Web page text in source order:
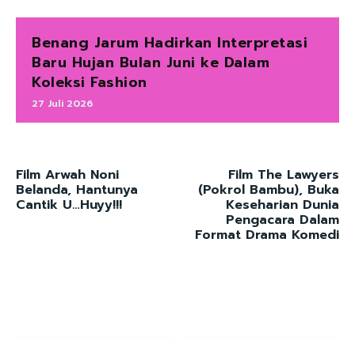
Benang Jarum Hadirkan Interpretasi
Baru Hujan Bulan Juni ke Dalam
Koleksi Fashion
27 Juli 2026
Film Arwah Noni
Belanda, Hantunya
Cantik U…Huyy!!!
Film The Lawyers
(Pokrol Bambu), Buka
Keseharian Dunia
Pengacara Dalam
Format Drama Komedi